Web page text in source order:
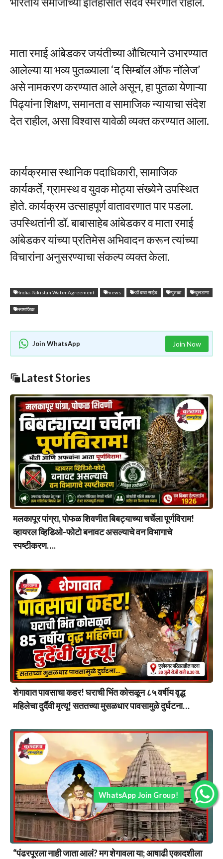
माता रमाई आंबेडकर जयंतीच्या औचित्याने उभारण्यात
आलेल्या या भव्य पुतळ्याला ‘द सिम्बॉल ऑफ नॉलेज’
असे नामकरण करण्यात आले असून, हा पुतळा येणाऱ्या
पिढ्यांना शिक्षण, समानता व सामाजिक न्यायाचा संदेश
देत राहील, असा विश्वास यावेळी व्यक्त करण्यात आला.
कार्यक्रमास स्थानिक पदाधिकारी, सामाजिक
कार्यकर्ते, ग्रामस्थ व युवक मोठ्या संख्येने उपस्थित
होते. कार्यक्रम उत्साहपूर्ण वातावरणात पार पडला.
उपस्थितांनी डॉ. बाबासाहेब आंबेडकर व माता रमाई
आंबेडकर यांच्या प्रतिमेस अभिवादन करून त्यांच्या
विचारांना अनुसरण्याचा संकल्प व्यक्त केला.
India-Pakistan Water Agreement news डॉ बाबा साहेब पुतळा बुलडाणा
सामाजिक
Join WhatsApp Join Now
Latest Stories
मलकापूर पांग्रा, पोफळ शिवणीत बिबट्याच्या चर्चेला पूर्णविराम!
व्हायरल व्हिडिओ-फोटो बनावट असल्याचे वन विभागाचे
स्पष्टीकरण….
शेगावात पावसाचा कहर! घराची भिंत कोसळून ८५ वर्षीय वृद्ध
महिलेचा दुर्दैवी मृत्यू! सततच्या मुसळधार पावसामुळे दुर्घटना…
“पंढरपूरला नाही जाता आलं? मग शेगावला या; आषाढी एकादशीला
WhatsApp Join Group!